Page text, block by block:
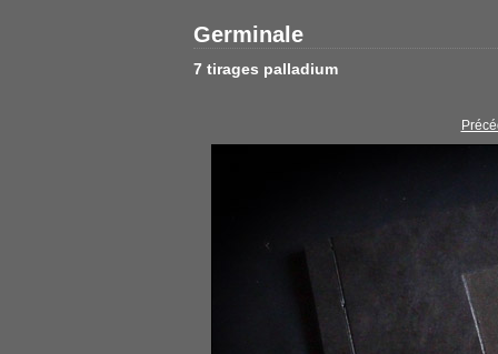
Germinale
7 tirages palladium